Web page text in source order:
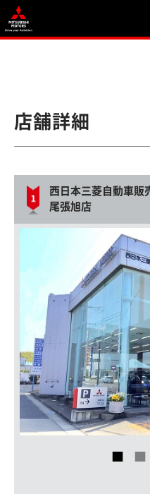
店舗詳細
西日本三菱自動車販
尾張旭店